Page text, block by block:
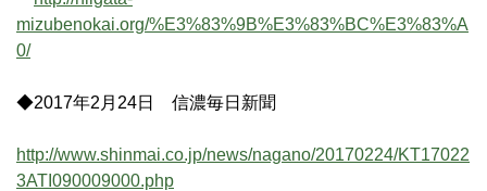
mizubenokai.org/%E3%83%9B%E3%83%BC%E3%83%A
0/
◆2017年2月24日 信濃毎日新聞
http://www.shinmai.co.jp/news/nagano/20170224/KT17022
3ATI090009000.php